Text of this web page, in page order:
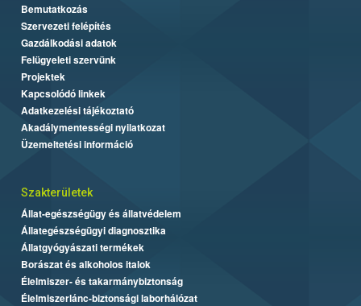
Bemutatkozás
Szervezeti felépítés
Gazdálkodási adatok
Felügyeleti szervünk
Projektek
Kapcsolódó linkek
Adatkezelési tájékoztató
Akadálymentességi nyilatkozat
Üzemeltetési információ
Szakterületek
Állat-egészségügy és állatvédelem
Állategészségügyi diagnosztika
Állatgyógyászati termékek
Borászat és alkoholos italok
Élelmiszer- és takarmánybiztonság
Élelmiszerlánc-biztonsági laborhálózat